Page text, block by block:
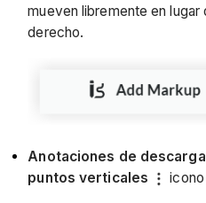
mueven libremente en lugar
derecho.
Anotaciones de descarga
puntos verticales